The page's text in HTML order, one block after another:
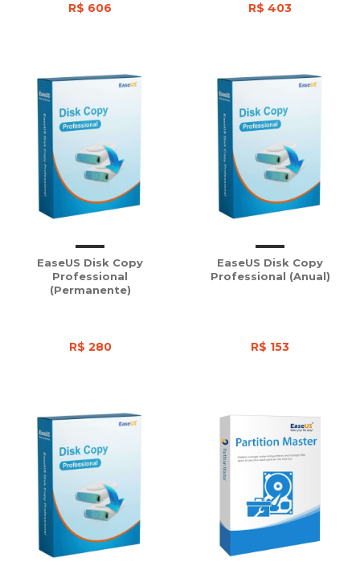
R$ 606 R$ 403
EaseUS Disk Copy
Professional
(Permanente)
R$ 280
EaseUS Disk Copy
Professional (Anual)
R$ 153